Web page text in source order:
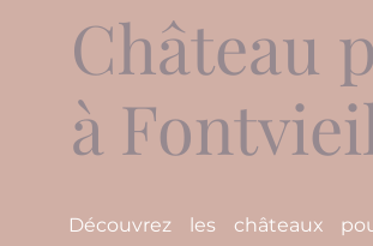
Château
à
Découvrez les châteaux